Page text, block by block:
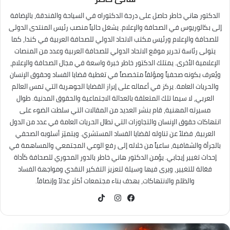
الدكتور هاني خاطر حاصل على درجة الدكتوراه في السياحة والفندقة، بالإضافة
إلى بكالوريوس في الصحافة والإعلام. يشغل حالياً منصب رئيس المنتدى الدولى
للصحافة والإعلام ورئيس مكتب الاتحاد الدولي للصحافة العربية في كندا، كما
يتولى رئاسة تحرير موقع الاتحاد الدولي للصحافة العربية وعدد من المنصات
الإعلامية الأخرى. يمتلك الدكتور خاطر خبرة واسعة في مجال الصحافة والإعلام،
ويُعرف بكونه صحفياً ومؤلفاً متخصصاً في تغطية قضايا الفساد وحقوق الإنسان
والحريات العامة. يركز في أعماله على إبراز القضايا الجوهرية التي تمس العالم
العربي، لا سيما تلك المتعلقة بالعدالة الاجتماعية والحقوق المدنية. طوال
مسيرته المهنية، قام بنشر العديد من المقالات التي سلطت الضوء على
انتهاكات حقوق الإنسان والتجاوزات التي تطال الحريات العامة في عدد من الدول
العربية، فضلاً عن تناوله لقضايا الفساد المستشري. ويتميّز أسلوبه الصحفي
بالجرأة والشفافية، ساعياً من خلاله إلى رفع الوعي المجتمعي والمساهمة في
إحداث تغيير إيجابي. يؤمن الدكتور هاني خاطر بالدور المحوري للصحافة كأداة
فعّالة للتغيير، ويرى فيها وسيلة لتعزيز التفكير النقدي ومواجهة الفساد
والظلم والانتهاكات، بهدف بناء مجتمعات أكثر عدلاً وإنصافاً.